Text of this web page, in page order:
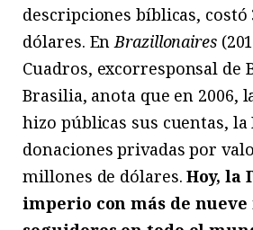
descripciones bíblicas,
dólares. EnBrazillonaires
Cuadros, excorresponsal de
Brasilia, anota que en 2006,
hizo públicas sus cuentas, la
donaciones privadas por
millones de dólares.Hoy, la
imperio con más de